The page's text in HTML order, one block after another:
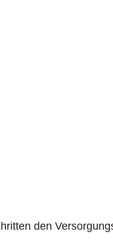
den